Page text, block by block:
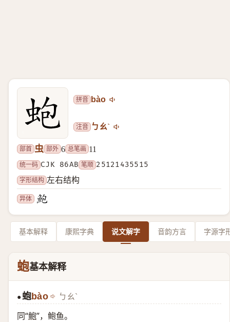
拼音 bào
注音 ㄅㄠˋ
部首 虫 部外 6 总笔画 11
统一码 CJK 86AB 笔顺 25121435515
字形结构 左右结构
异体
基本解释 康熙字典 说文解字 音韵方言 字源字
蚫基本解释
●蚫bào ㄅㄠˋ
同“鲍”，鲍鱼。